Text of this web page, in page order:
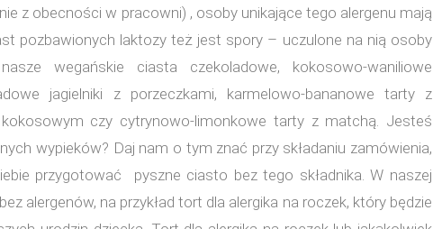
z obecności w pracowni) , osoby unikające tego alergenu mają
pozbawionych laktozy też jest spory – uczulone na nią osoby
wegańskie ciasta czekoladowe, kokosowo-waniliowe
jagielniki z porzeczkami, karmelowo-bananowe tarty z
czy cytrynowo-limonkowe tarty z matchą. Jesteś
wypieków? Daj nam o tym znać przy składaniu zamówienia,
przygotować pyszne ciasto bez tego składnika. W naszej
alergenów, na przykład tort dla alergika na roczek, który będzie